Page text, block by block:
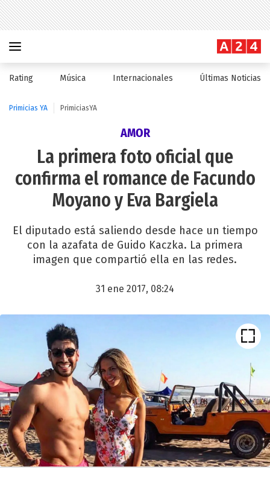
Rating Música Internacionales Últimas Noticias
Primicias YA PrimiciasYA
AMOR
La primera foto oficial que
confirma el romance de Facundo
Moyano y Eva Bargiela
El diputado está saliendo desde hace un tiempo
con la azafata de Guido Kaczka. La primera
imagen que compartió ella en las redes.
31 ene 2017, 08:24